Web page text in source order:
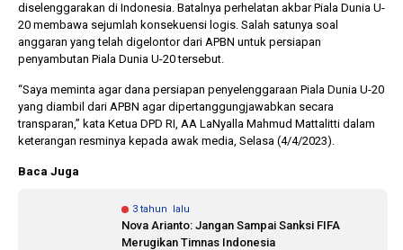
diselenggarakan di Indonesia. Batalnya perhelatan akbar Piala Dunia U-
20 membawa sejumlah konsekuensi logis. Salah satunya soal
anggaran yang telah digelontor dari APBN untuk persiapan
penyambutan Piala Dunia U-20 tersebut.
“Saya meminta agar dana persiapan penyelenggaraan Piala Dunia U-20
yang diambil dari APBN agar dipertanggungjawabkan secara
transparan,” kata Ketua DPD RI, AA LaNyalla Mahmud Mattalitti dalam
keterangan resminya kepada awak media, Selasa (4/4/2023).
Baca Juga
3 tahun lalu
Nova Arianto: Jangan Sampai Sanksi FIFA
Merugikan Timnas Indonesia
1 tahun lalu
Banyak Gugatan di
Pilkada 2024, Legislator
Ragukan SDM Bawaslu
10 bulan lalu
Capres-